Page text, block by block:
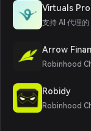
Virtuals
支持 AI 代理
Arrow
Robinhood
Robidy
Robinhood